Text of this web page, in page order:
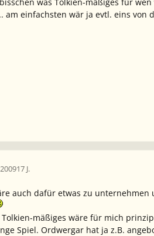
am einfachsten wär ja evtl. eins von
17 J.
auch dafür etwas zu
Tolkien-mäßiges wäre für mich
Spiel. Ordwergar hat ja z.B.